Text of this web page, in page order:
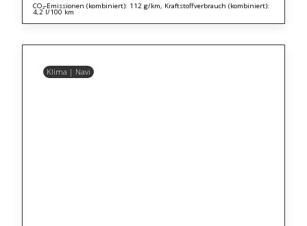
CO₂-Emissionen (kombiniert): 112 g/km, Kraftstoffverbrauch (kombiniert):
4,2 l/100 km
Klima | Navi